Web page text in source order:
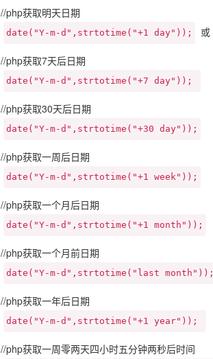
//php获取明天日期
date("Y-m-d",strtotime("+1 day")); 或
//php获取7天后日期
date("Y-m-d",strtotime("+7 day"));
//php获取30天后日期
date("Y-m-d",strtotime("+30 day"));
//php获取一周后日期
date("Y-m-d",strtotime("+1 week"));
//php获取一个月后日期
date("Y-m-d",strtotime("+1 month"));
//php获取一个月前日期
date("Y-m-d",strtotime("last month"));
//php获取一年后日期
date("Y-m-d",strtotime("+1 year"));
//php获取一周零两天四小时五分钟两秒后时间